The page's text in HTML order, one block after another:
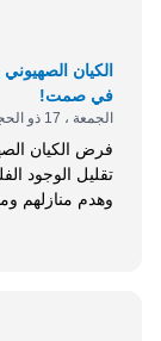
الكيان
في صمت!
الجمعة ، 17 ذو الحجة ، 1438 الموافق 08 سبتمبر 2017
فرض الكيان
تقليل الوجود
وهدم منازلهم
الفلسطينيين،